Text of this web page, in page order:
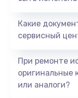
Какие
сервисный
При ремонте
оригинальные
или аналоги?